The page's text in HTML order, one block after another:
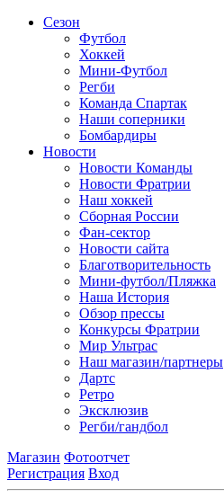
Сезон
Футбол
Хоккей
Мини-Футбол
Регби
Команда Спартак
Наши соперники
Бомбардиры
Новости
Новости Команды
Новости Фратрии
Наш хоккей
Сборная России
Фан-cектор
Новости сайта
Благотворительность
Мини-футбол/Пляжка
Наша История
Обзор прессы
Конкурсы Фратрии
Мир Ультрас
Наш магазин/партнеры
Дартс
Ретро
Эксклюзив
Регби/гандбол
Магазин Фотоотчет
Регистрация Вход